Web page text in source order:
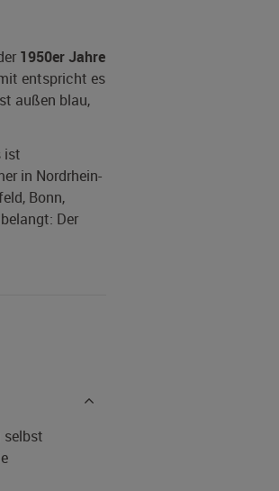
1950er Jahre
entspricht es
außen blau,
ist
in Nordrhein-
Bonn,
Der
selbst